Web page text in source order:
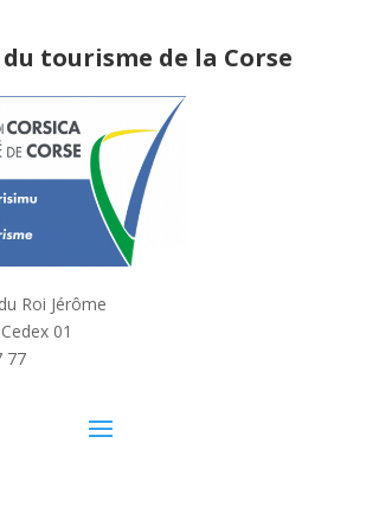
tourisme de la Corse
Roi Jérôme
01
77